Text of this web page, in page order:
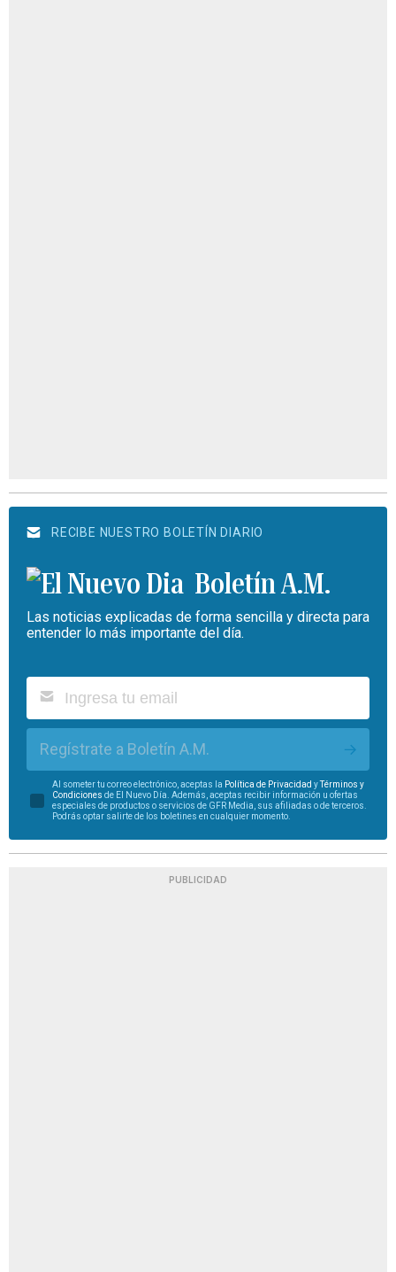
RECIBE NUESTRO BOLETÍN DIARIO
Boletín A.M.
Las noticias explicadas de forma sencilla y directa para
entender lo más importante del día.
Regístrate a Boletín A.M.
Al someter tu correo electrónico, aceptas la Política de Privacidad yTérminos y
Condiciones de El Nuevo Día. Además, aceptas recibir información u ofertas
especiales de productos o servicios de GFR Media, sus afiliadas o de terceros.
Podrás optar salirte de los boletines en cualquier momento.
PUBLICIDAD